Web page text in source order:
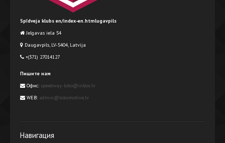
Spīdveja klubs en/index-en.htmlugavpils
Jelgavas iela 54
Daugavpils, LV-5404, Latvija
+(371) 27014127
Пишите нам
Офис: speedway-loko@inbox.lv
WEB: admin@lokomotive.lv
Навигация